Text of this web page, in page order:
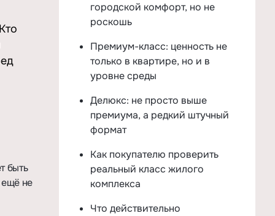
быть
не
городской комфорт, но не
роскошь
Премиум-класс: ценность не
только в квартире, но и в
уровне среды
Делюкс: не просто выше
премиума, а редкий штучный
формат
Как покупателю проверить
реальный класс жилого
комплекса
Что действительно